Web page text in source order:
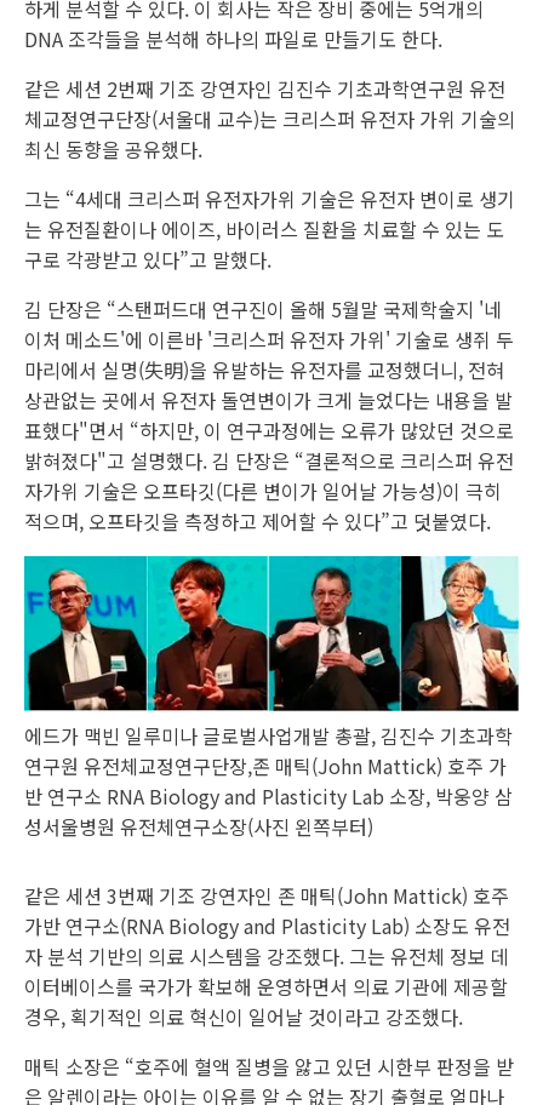
하게 분석할 수 있다. 이 회사는 작은 장비 중에는 5억개의
DNA 조각들을 분석해 하나의 파일로 만들기도 한다.
같은 세션 2번째 기조 강연자인 김진수 기초과학연구원 유전
체교정연구단장(서울대 교수)는 크리스퍼 유전자 가위 기술의
최신 동향을 공유했다.
그는 “4세대 크리스퍼 유전자가위 기술은 유전자 변이로 생기
는 유전질환이나 에이즈, 바이러스 질환을 치료할 수 있는 도
구로 각광받고 있다”고 말했다.
김 단장은 “스탠퍼드대 연구진이 올해 5월말 국제학술지 '네
이처 메소드'에 이른바 '크리스퍼 유전자 가위' 기술로 생쥐 두
마리에서 실명(失明)을 유발하는 유전자를 교정했더니, 전혀
상관없는 곳에서 유전자 돌연변이가 크게 늘었다는 내용을 발
표했다"면서 “하지만, 이 연구과정에는 오류가 많았던 것으로
밝혀졌다"고 설명했다. 김 단장은 “결론적으로 크리스퍼 유전
자가위 기술은 오프타깃(다른 변이가 일어날 가능성)이 극히
적으며, 오프타깃을 측정하고 제어할 수 있다”고 덧붙였다.
에드가 맥빈 일루미나 글로벌사업개발 총괄, 김진수 기초과학
연구원 유전체교정연구단장,존 매틱(John Mattick) 호주 가
반 연구소 RNA Biology and Plasticity Lab 소장, 박웅양 삼
성서울병원 유전체연구소장(사진 왼쪽부터)
같은 세션 3번째 기조 강연자인 존 매틱(John Mattick) 호주
가반 연구소(RNA Biology and Plasticity Lab) 소장도 유전
자 분석 기반의 의료 시스템을 강조했다. 그는 유전체 정보 데
이터베이스를 국가가 확보해 운영하면서 의료 기관에 제공할
경우, 획기적인 의료 혁신이 일어날 것이라고 강조했다.
매틱 소장은 “호주에 혈액 질병을 앓고 있던 시한부 판정을 받
은 알렌이라는 아이는 이유를 알 수 없는 장기 출혈로 얼마나